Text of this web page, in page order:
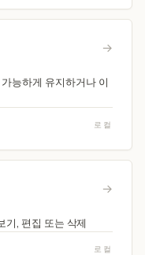
→
능하게 유지하거나 이
로컬
→
기, 편집 또는 삭제
로컬